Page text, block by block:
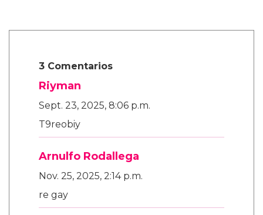
3 Comentarios
Riyman
Sept. 23, 2025, 8:06 p.m.
T9reobiy
Arnulfo Rodallega
Nov. 25, 2025, 2:14 p.m.
re gay